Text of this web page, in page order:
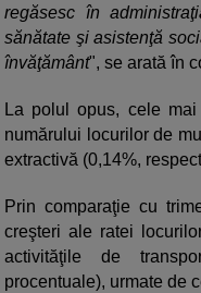
regăsesc în
sănătate şi asistenţă
învăţământ", se arată în
La polul opus, cele
numărului locurilor de
extractivă (0,14%,
Prin comparaţie cu
creşteri ale ratei
activităţile de
procentuale), urmate de